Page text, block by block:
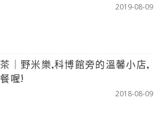
2019-08-09
｜野米樂,科博館旁的溫馨小店,
喔!
2018-08-09